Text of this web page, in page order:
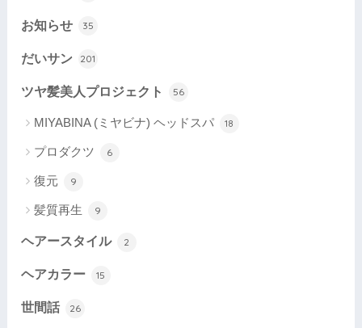
お知らせ 35
だいサン 201
ツヤ髪美人プロジェクト 56
MIYABINA (ミヤビナ) ヘッドスパ 18
プロダクツ 6
復元 9
髪質再生 9
ヘアースタイル 2
ヘアカラー 15
世間話 26